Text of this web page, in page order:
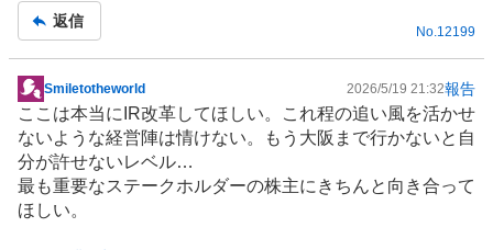
返信
No.12199
掲
示
板
記
事
Smiletotheworld 2026/5/19 21:32報告
ここは本当にIR改革してほしい。これ程の追い風を活かせ
ないような経営陣は情けない。もう大阪まで行かないと自
分が許せないレベル…
最も重要なステークホルダーの株主にきちんと向き合って
ほしい。